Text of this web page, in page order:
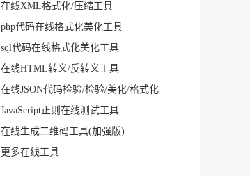
在线XML格式化/压缩工具
php代码在线格式化美化工具
sql代码在线格式化美化工具
在线HTML转义/反转义工具
在线JSON代码检验/检验/美化/格式化
JavaScript正则在线测试工具
在线生成二维码工具(加强版)
更多在线工具